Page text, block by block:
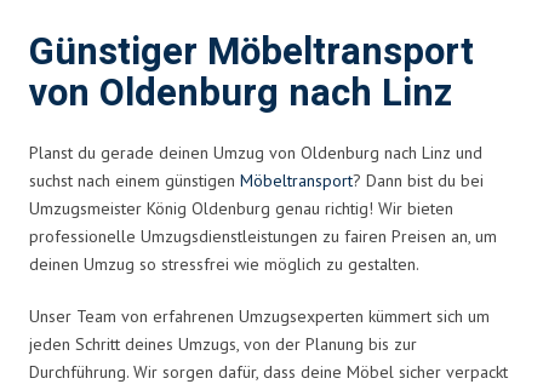
Günstiger Möbeltransport
von Oldenburg nach Linz
Planst du gerade deinen Umzug von Oldenburg nach Linz und
suchst nach einem günstigen Möbeltransport? Dann bist du bei
Umzugsmeister König Oldenburg genau richtig! Wir bieten
professionelle Umzugsdienstleistungen zu fairen Preisen an, um
deinen Umzug so stressfrei wie möglich zu gestalten.
Unser Team von erfahrenen Umzugsexperten kümmert sich um
jeden Schritt deines Umzugs, von der Planung bis zur
Durchführung. Wir sorgen dafür, dass deine Möbel sicher verpackt